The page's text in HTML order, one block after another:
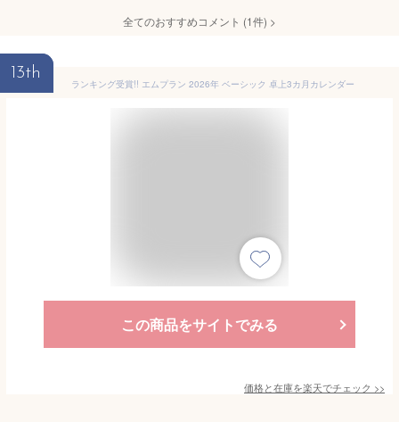
全てのおすすめコメント (1件) >
13th
ランキング受賞!! エムプラン 2026年 ベーシック 卓上3カ月カレンダー
この商品をサイトでみる
価格と在庫を楽天でチェック >>